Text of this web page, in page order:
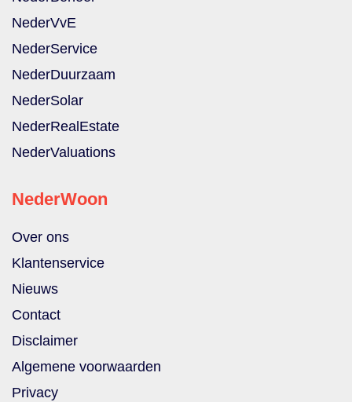
NederVvE
NederService
NederDuurzaam
NederSolar
NederRealEstate
NederValuations
NederWoon
Over ons
Klantenservice
Nieuws
Contact
Disclaimer
Algemene voorwaarden
Privacy